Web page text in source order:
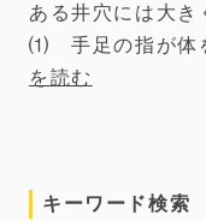
ある井穴には大き
⑴ 手足の指が体
を読む
キーワード検索